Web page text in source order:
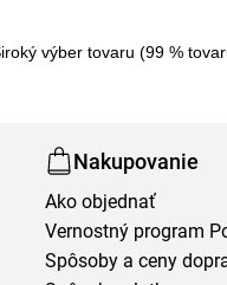
výber tovaru (99 %
Nakupovanie
Ako objednať
Vernostný program
Spôsoby a ceny